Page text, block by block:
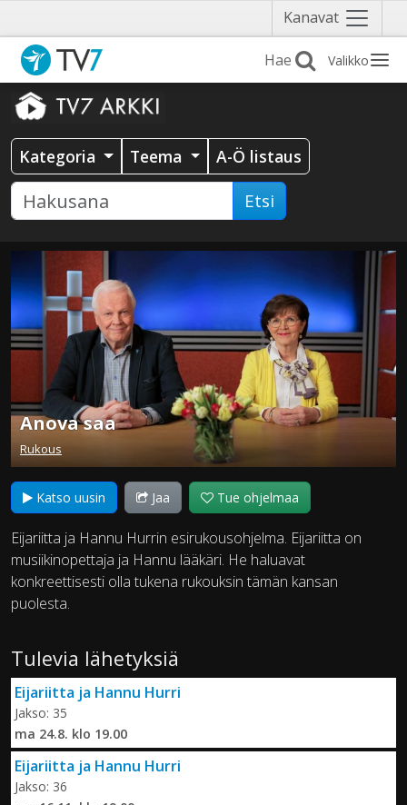
Kanavat Näytä
valikko
Valikko
Kategoria Teema A-Ö listaus
Etsi
Anova saa
Rukous
Katso uusin Jaa Tue ohjelmaa
Eijariitta ja Hannu Hurrin esirukousohjelma. Eijariitta on
musiikinopettaja ja Hannu lääkäri. He haluavat
konkreettisesti olla tukena rukouksin tämän kansan
puolesta.
Tulevia lähetyksiä
Eijariitta ja Hannu Hurri
Jakso: 35
ma 24.8. klo 19.00
Eijariitta ja Hannu Hurri
Jakso: 36